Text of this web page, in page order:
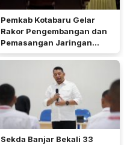
Pemkab Kotabaru Gelar
Rakor Pengembangan dan
Pemasangan Jaringan
Listrik PLN
Sekda Banjar Bekali 33